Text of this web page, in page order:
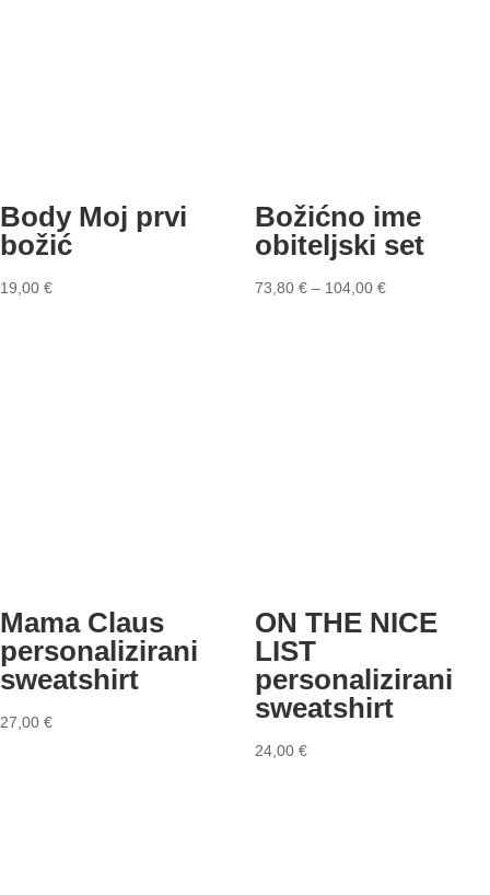
Body Moj prvi
božić
19,00 €
Božićno ime
obiteljski set
73,80 €– 104,00 €
Mama Claus
personalizirani
sweatshirt
27,00 €
ON THE NICE
LIST
personalizirani
sweatshirt
24,00 €